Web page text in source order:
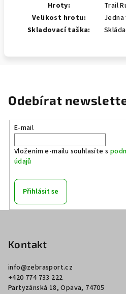
Hroty:
Trail
Velikost hrotu:
Skladovací taška:
Odebírat
E-mail
Vložením e-mailu souhlasíte s
údajů
Přihlásit se
Kontakt
info@zebrasport.cz
+420 774 733 222
Partyzánská 18, Opava, 74705